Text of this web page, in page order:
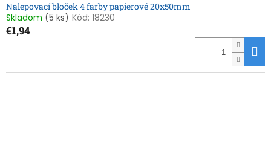
Nalepovací bloček 4 farby papierové 20x50mm
Skladom (5 ks) Kód: 18230
€1,94